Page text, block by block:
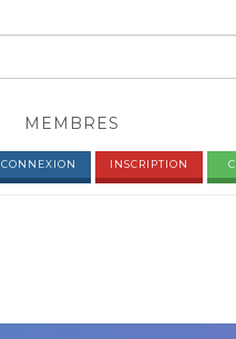
MEMBRES
CONNEXION INSCRIPTION